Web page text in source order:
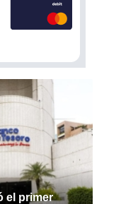
el primer